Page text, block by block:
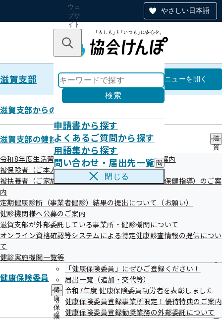
やさしい日本語
ウェ
ブサ
イト
のナ
ン
キーワードで探す
検索
申請書から探す
よくあるご質問から探す
用語集から探す
問い合わせ・届出先一覧 問
い
せ
・
出
先
の
サ
メ
ニ
ュ
ー
閉じる
滋賀支部 滋賀支部
メニューを開く
滋賀支部からのお知らせ
滋賀支部の健診・保健指導のご案内
滋
賀
健
導
案
サ
ブ
ニ
令和8年度生活習慣病予防健診・特定健康診査のご案内
被保険者（ご本人）様の健診・保健指導のご案内
被扶養者（ご家族）様の健診・健康サポート（特定保健指導）のご案
内
定期健康診断（事業者健診）結果の提出について（お願い）
健診機関様へ公募のご案内
滋賀支部が外部委託している事業所・健診機関について
オンライン資格確認等システムによる特定健康診査情報の提供につい
て
健診実施機関一覧等
健康保険委員
健
康
保
険
「健康保険委員」にぜひご登録ください！
届出一覧（追加・交代等）
令和7年度 健康保険委員功労者を表彰しました
健康保険委員登録事業所限定！優待特典のご案内
健康保険委員登録勧奨業務の外部委託について
調達情報
令和05年度（終了分）
終了分
一般競争入札
調達件名
血管年齢測定器の貸出事業に関する賃貸